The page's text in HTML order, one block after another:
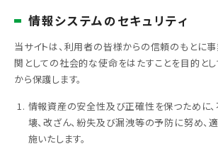
情報システムのセキュリティ
当サイトは、利用者の皆様からの信頼のもとに
関としての社会的な使命をはたすことを目的と
から保護します。
情報資産の安全性及び正確性を保つために、
壊、改ざん、紛失及び漏洩等の予防に努め、
施いたします。